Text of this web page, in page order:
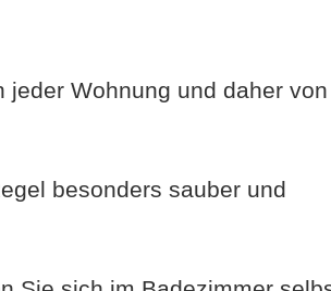
Wohnung und daher von
besonders sauber und